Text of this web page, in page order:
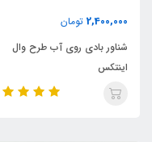
2,400,000 تومان
شناور بادی روی آب طرح وال
اینتکس